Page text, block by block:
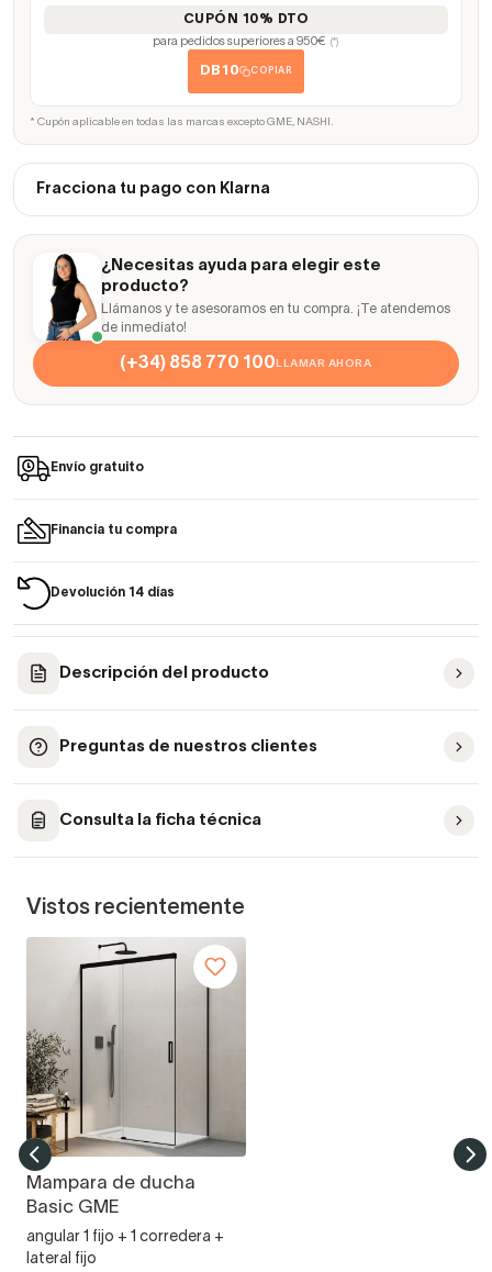
CUPÓN 10% DTO
para pedidos superiores a 950€ (*)
DB10 COPIAR
* Cupón aplicable en todas las marcas excepto GME, NASHI.
Fracciona tu pago con Klarna
¿Necesitas ayuda para elegir este
producto?
Llámanos y te asesoramos en tu compra. ¡Te atendemos
de inmediato!
(+34) 858 770 100LLAMAR AHORA
Envío gratuito
Financia tu compra
Devolución 14 días
Descripción del producto
Preguntas de nuestros clientes
Consulta la ficha técnica
Vistos recientemente
Mampara de ducha
Basic GME
angular 1 fijo + 1 corredera +
lateral fijo